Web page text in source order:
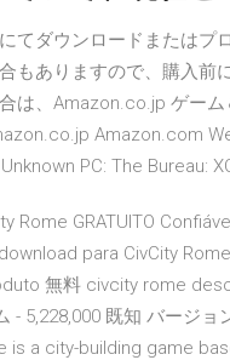
てダウンロードまたは
もありますので、購入
は、Amazon.co.jp ゲー
Amazon.com
PC: The Bureau:
Rome GRATUITO
para CivCity
無料 civcity rome
- 5,228,000 既知 バージ
is a city-building game